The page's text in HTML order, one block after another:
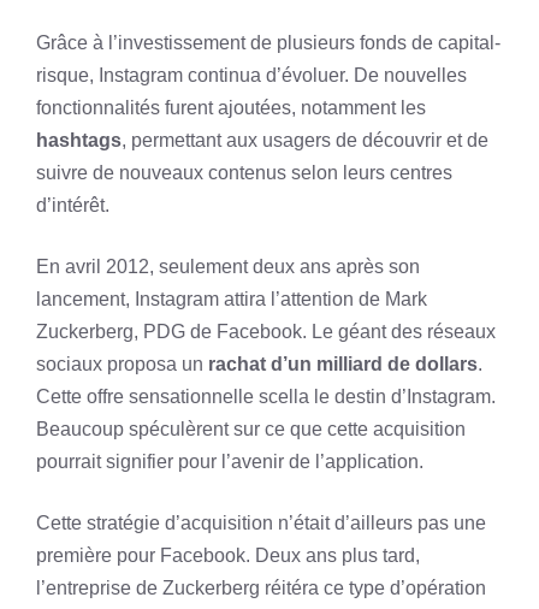
Grâce à l’investissement de plusieurs fonds de capital-
risque, Instagram continua d’évoluer. De nouvelles
fonctionnalités furent ajoutées, notamment les
hashtags, permettant aux usagers de découvrir et de
suivre de nouveaux contenus selon leurs centres
d’intérêt.
En avril 2012, seulement deux ans après son
lancement, Instagram attira l’attention de Mark
Zuckerberg, PDG de Facebook. Le géant des réseaux
sociaux proposa un rachat d’un milliard de dollars.
Cette offre sensationnelle scella le destin d’Instagram.
Beaucoup spéculèrent sur ce que cette acquisition
pourrait signifier pour l’avenir de l’application.
Cette stratégie d’acquisition n’était d’ailleurs pas une
première pour Facebook. Deux ans plus tard,
l’entreprise de Zuckerberg réitéra ce type d’opération